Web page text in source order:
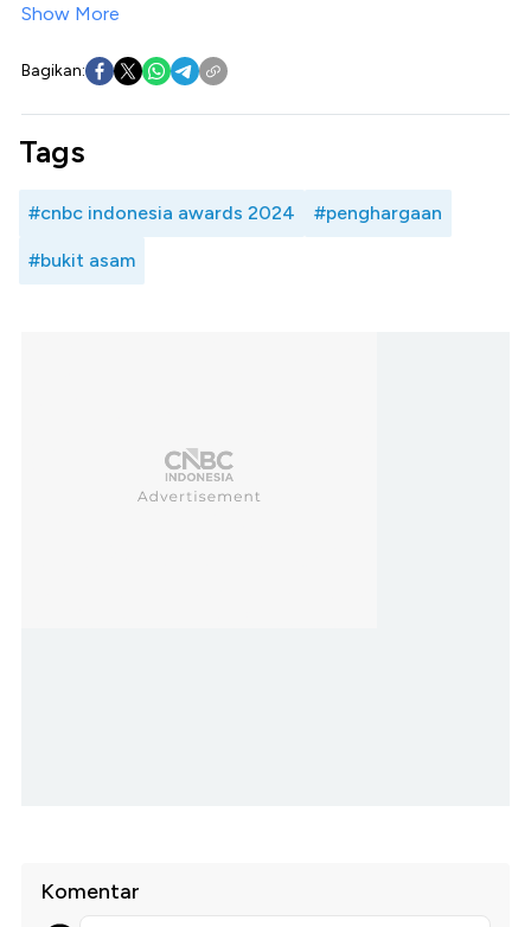
Show More
Bagikan:
Tags
#cnbc indonesia awards 2024 #penghargaan
#bukit asam
Komentar